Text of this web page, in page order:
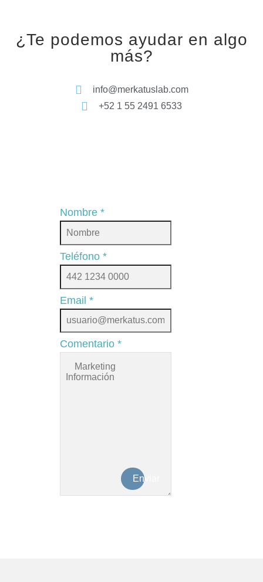
¿Te podemos ayudar en algo
más?
info@merkatuslab.com
+52 1 55 2491 6533
Nombre *
Teléfono *
Email *
Comentario *
Enviar